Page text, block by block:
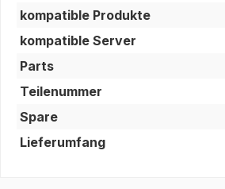
kompatible Produkte
kompatible Server
Parts
Teilenummer
Spare
Lieferumfang